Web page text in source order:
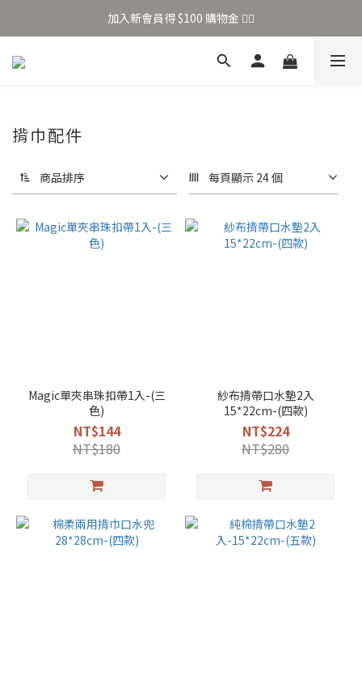
加入新會員得 $100 購物金 👉🏻
加入新會員得 $100 購物金 👉🏻
全站滿 $699 享免運
揹巾配件
商品排序 每頁顯示 24 個
Magic單夾串珠扣帶1入-(三
色)
NT$144
NT$180
紗布揹帶口水墊2入
15*22cm-(四款)
NT$224
NT$280